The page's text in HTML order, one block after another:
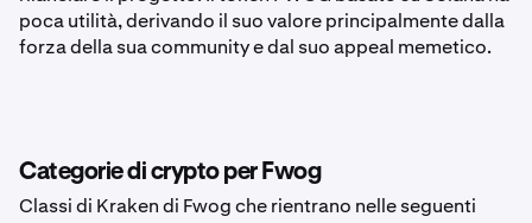
poca utilità, derivando il suo valore principalmente dalla
forza della sua community e dal suo appeal memetico.
Categorie di crypto per Fwog
Classi di Kraken di Fwog che rientrano nelle seguenti